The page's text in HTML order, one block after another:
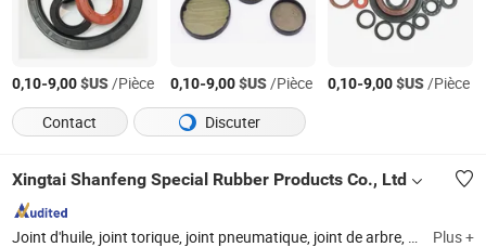
0,10-9,00$US/Pièce 0,10-9,00$US/Pièce 0,10-9,00$US/Pièce
Contact
Discuter
Xingtai Shanfeng Special Rubber Products Co., Ltd
Plus +